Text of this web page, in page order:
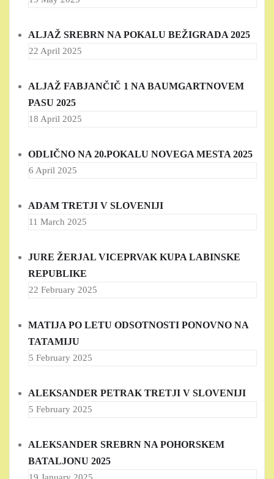
ALJAŽ SREBRN NA POKALU BEŽIGRADA 2025
22 April 2025
ALJAŽ FABJANČIČ 1 NA BAUMGARTNOVEM
PASU 2025
18 April 2025
ODLIČNO NA 20.POKALU NOVEGA MESTA 2025
6 April 2025
ADAM TRETJI V SLOVENIJI
11 March 2025
JURE ŽERJAL VICEPRVAK KUPA LABINSKE
REPUBLIKE
22 February 2025
MATIJA PO LETU ODSOTNOSTI PONOVNO NA
TATAMIJU
5 February 2025
ALEKSANDER PETRAK TRETJI V SLOVENIJI
5 February 2025
ALEKSANDER SREBRN NA POHORSKEM
BATALJONU 2025